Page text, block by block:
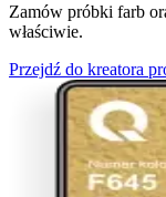
Zamów próbki farb
właściwie.
Przejdź do kreatora